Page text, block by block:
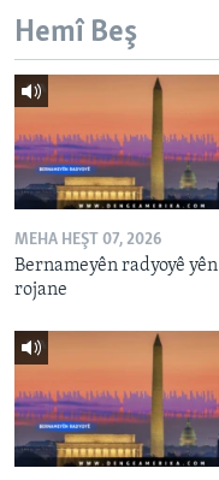
Zimanên Din
Hemî Beş
MEHA HEŞT 07, 2026
Bernameyên radyoyê yên
rojane